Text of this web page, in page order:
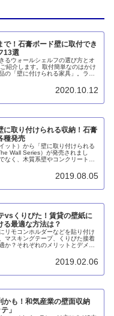
で！石膏ボード壁に取付でき
13選
るウォールシェルフの選び方とオ
紹介します。取付簡単なのはかけ
の「壁に付けられる家具」。ライ
膏ボード壁用のフックのピンで取
2020.10.12
に取り付けられる収納！石膏
種発売
ット）から「壁に取り付けられる
Wall Series）が発売されまし
なく、木質系壁やコンクリート壁
2019.08.05
vsくりぴた！賃貸の壁紙に
る最適な方法は？
リモコンホルダーなどを貼り付け
マスキングテープ、くりぴた接着
か？それぞれのメリットとデメリ
2019.02.06
かも！和気産業の壁面収納
」